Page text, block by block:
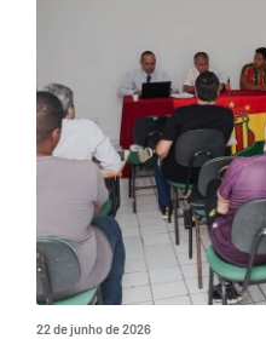
22 de junho de 2026